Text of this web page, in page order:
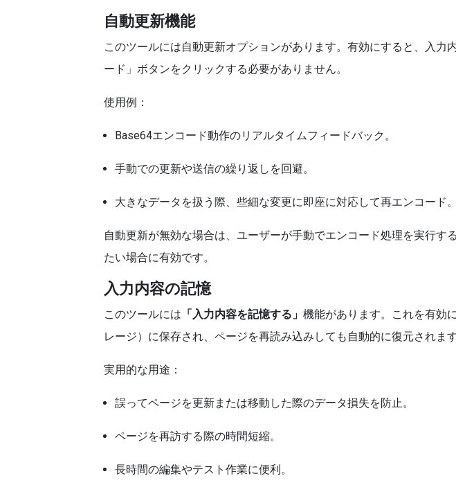
自動更新機能
このツールには自動更新オプションがあります。有効にすると、入
ード」ボタンをクリックする必要がありません。
使用例：
Base64エンコード動作のリアルタイムフィードバック。
手動での更新や送信の繰り返しを回避。
大きなデータを扱う際、些細な変更に即座に対応して再エンコード。
自動更新が無効な場合は、ユーザーが手動でエンコード処理を実行
たい場合に有効です。
入力内容の記憶
このツールには 「入力内容を記憶する」 機能があります。これを有効
レージ）に保存され、ページを再読み込みしても自動的に復元されます
実用的な用途：
誤ってページを更新または移動した際のデータ損失を防止。
ページを再訪する際の時間短縮。
長時間の編集やテスト作業に便利。